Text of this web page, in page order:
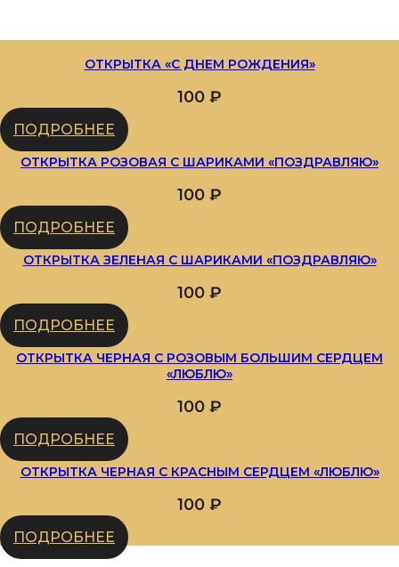
ОТКРЫТКА «С ДНЕМ РОЖДЕНИЯ»
100 ₽
ПОДРОБНЕЕ
ОТКРЫТКА РОЗОВАЯ С ШАРИКАМИ «ПОЗДРАВЛЯЮ»
100 ₽
ПОДРОБНЕЕ
ОТКРЫТКА ЗЕЛЕНАЯ С ШАРИКАМИ «ПОЗДРАВЛЯЮ»
100 ₽
ПОДРОБНЕЕ
ОТКРЫТКА ЧЕРНАЯ С РОЗОВЫМ БОЛЬШИМ СЕРДЦЕМ
«ЛЮБЛЮ»
100 ₽
ПОДРОБНЕЕ
ОТКРЫТКА ЧЕРНАЯ С КРАСНЫМ СЕРДЦЕМ «ЛЮБЛЮ»
100 ₽
ПОДРОБНЕЕ